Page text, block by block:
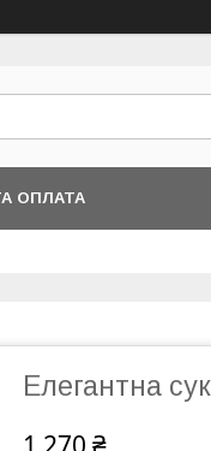
ОПЛАТА
Елегантна